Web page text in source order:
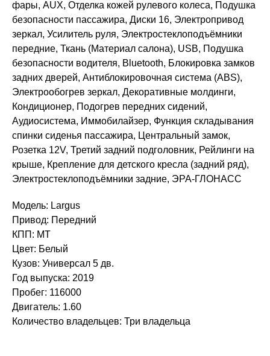
фары, AUX, Отделка кожей рулевого колеса, Подушка
безопасности пассажира, Диски 16, Электропривод
зеркал, Усилитель руля, Электростеклоподъёмники
передние, Ткань (Материал салона), USB, Подушка
безопасности водителя, Bluetooth, Блокировка замков
задних дверей, Антиблокировочная система (ABS),
Электрообогрев зеркал, Декоративные молдинги,
Кондиционер, Подогрев передних сидений,
Аудиосистема, Иммобилайзер, Функция складывания
спинки сиденья пассажира, Центральный замок,
Розетка 12V, Третий задний подголовник, Рейлинги на
крыше, Крепление для детского кресла (задний ряд),
Электростеклоподъёмники задние, ЭРА-ГЛОНАСС
Модель: Largus
Привод: Передний
КПП: MT
Цвет: Белый
Кузов: Универсал 5 дв.
Год выпуска: 2019
Пробег: 116000
Двигатель: 1.60
Количество владельцев: Три владельца